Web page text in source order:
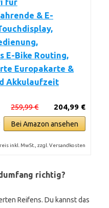
für
& E-
E-Bike Routing,
Europakarte &
Akkulaufzeit
204,99 €
259,99 €
Bei Amazon ansehen
inkl. MwSt., zzgl. Versandkosten
richtig?
Reifens. Du kannst das